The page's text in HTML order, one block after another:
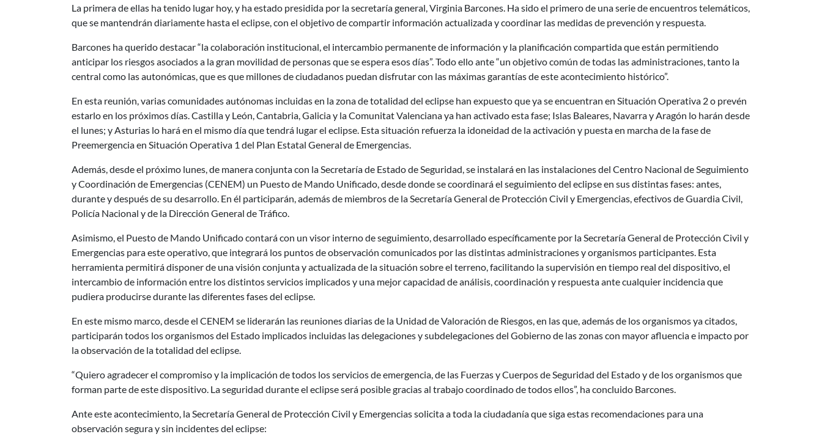
La primera de ellas ha tenido lugar hoy, y ha estado presidida por la secretaría general, Virginia Barcones. Ha sido el primero de una serie de encuentros telemáticos,
que se mantendrán diariamente hasta el eclipse, con el objetivo de compartir información actualizada y coordinar las medidas de prevención y respuesta.
Barcones ha querido destacar “la colaboración institucional, el intercambio permanente de información y la planificación compartida que están permitiendo
anticipar los riesgos asociados a la gran movilidad de personas que se espera esos días”. Todo ello ante “un objetivo común de todas las administraciones, tanto la
central como las autonómicas, que es que millones de ciudadanos puedan disfrutar con las máximas garantías de este acontecimiento histórico”.
En esta reunión, varias comunidades autónomas incluidas en la zona de totalidad del eclipse han expuesto que ya se encuentran en Situación Operativa 2 o prevén
estarlo en los próximos días. Castilla y León, Cantabria, Galicia y la Comunitat Valenciana ya han activado esta fase; Islas Baleares, Navarra y Aragón lo harán desde
el lunes; y Asturias lo hará en el mismo día que tendrá lugar el eclipse. Esta situación refuerza la idoneidad de la activación y puesta en marcha de la fase de
Preemergencia en Situación Operativa 1 del Plan Estatal General de Emergencias.
Además, desde el próximo lunes, de manera conjunta con la Secretaría de Estado de Seguridad, se instalará en las instalaciones del Centro Nacional de Seguimiento
y Coordinación de Emergencias (CENEM) un Puesto de Mando Unificado, desde donde se coordinará el seguimiento del eclipse en sus distintas fases: antes,
durante y después de su desarrollo. En él participarán, además de miembros de la Secretaría General de Protección Civil y Emergencias, efectivos de Guardia Civil,
Policía Nacional y de la Dirección General de Tráfico.
Asimismo, el Puesto de Mando Unificado contará con un visor interno de seguimiento, desarrollado específicamente por la Secretaría General de Protección Civil y
Emergencias para este operativo, que integrará los puntos de observación comunicados por las distintas administraciones y organismos participantes. Esta
herramienta permitirá disponer de una visión conjunta y actualizada de la situación sobre el terreno, facilitando la supervisión en tiempo real del dispositivo, el
intercambio de información entre los distintos servicios implicados y una mejor capacidad de análisis, coordinación y respuesta ante cualquier incidencia que
pudiera producirse durante las diferentes fases del eclipse.
En este mismo marco, desde el CENEM se liderarán las reuniones diarias de la Unidad de Valoración de Riesgos, en las que, además de los organismos ya citados,
participarán todos los organismos del Estado implicados incluidas las delegaciones y subdelegaciones del Gobierno de las zonas con mayor afluencia e impacto por
la observación de la totalidad del eclipse.
“Quiero agradecer el compromiso y la implicación de todos los servicios de emergencia, de las Fuerzas y Cuerpos de Seguridad del Estado y de los organismos que
forman parte de este dispositivo. La seguridad durante el eclipse será posible gracias al trabajo coordinado de todos ellos”, ha concluido Barcones.
Ante este acontecimiento, la Secretaría General de Protección Civil y Emergencias solicita a toda la ciudadanía que siga estas recomendaciones para una
observación segura y sin incidentes del eclipse: